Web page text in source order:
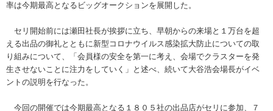
率は今期最高となるビッグオークションを展開した。
セリ開始前には瀬田社長が挨拶に立ち、早朝からの来場と１万台を超
える出品の御礼とともに新型コロナウイルス感染拡大防止についての取
り組みについて、「会員様の安全を第一に考え、会場でクラスターを発
生させないことに注力をしていく」と述べ、続いて大谷浩会場長がイベ
ントの説明を行なった。
今回の開催では今期最高となる１８０５社の出品店がセリに参加、７